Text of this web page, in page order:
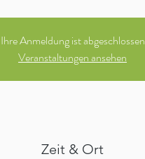
Ihre Anmeldung ist abgeschlossen
Veranstaltungen ansehen
Zeit & Ort